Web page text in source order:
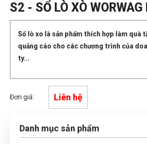
S2 - SỔ LÒ XÒ
Sổ lò xo là sản phẩm thích hợp làm quà
quảng cáo cho các chương trình của
ty...
Đơn giá: Liên hệ
Danh mục sản phẩm